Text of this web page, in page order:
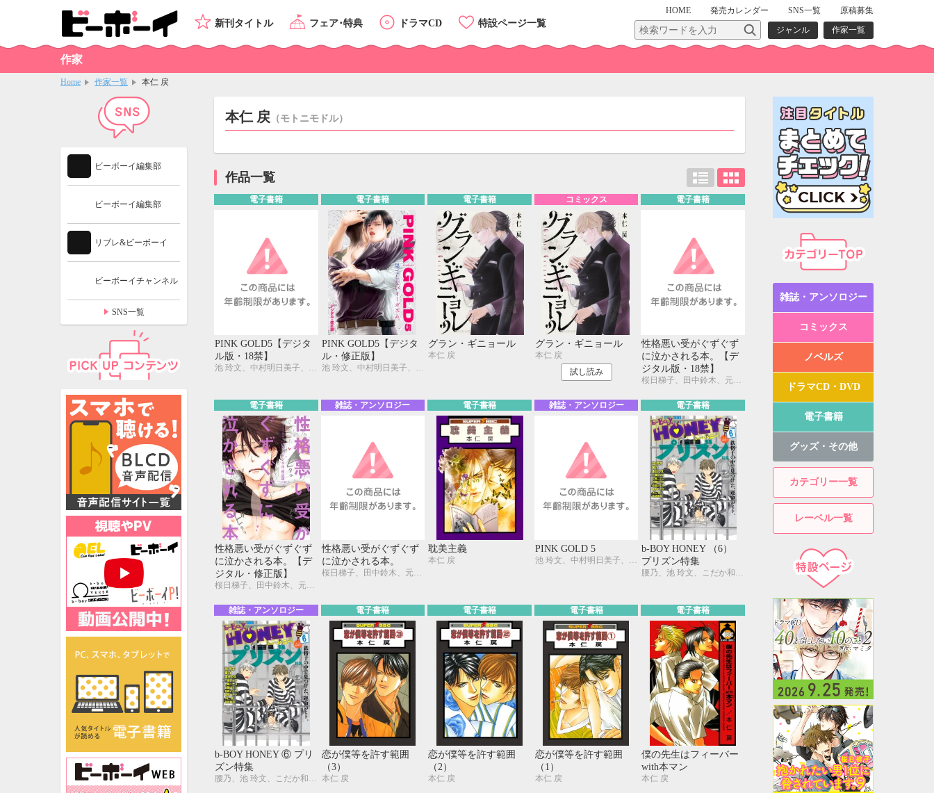
HOME 発売カレンダー SNS一覧
原稿募集
ジャンル
作家一覧
新刊タイトル フェア･特典 ドラマCD 特設ページ一覧
作家
Home 作家一覧 本仁 戻
本仁 戻 （モトニモドル）
作品一覧
電子書籍
PINK GOLD5【デジタ
ル版・18禁】
電子書籍
PINK GOLD5【デジタ
ル・修正版】
電子書籍
グラン・ギニョール
本仁 戻
コミックス
グラン・ギニョール
本仁 戻
試し読み
電子書籍
性格悪い受がぐずぐず
に泣かされる本。【デ
ジタル版・18禁】
電子書籍
性格悪い受がぐずぐず
に泣かされる本。【デ
ジタル・修正版】
桜日梯子、田中鈴木、元ハルヒラ、みなみ遥、金井 桂、本仁 戻、鳴坂リン、毎時、一二三もげぞう、霧間もっこり、猿和香ちみ
雑誌・アンソロジー
性格悪い受がぐずぐず
に泣かされる本。
桜日梯子、田中鈴木、元ハルヒラ、みなみ遥、金井 桂、本仁 戻、鳴坂リン、毎時、一二三もげぞう、霧間もっこり、猿和香ちみ
電子書籍
耽美主義
本仁 戻
雑誌・アンソロジー
PINK GOLD 5
池 玲文、中村明日美子、大和名瀬、みなみ遥、藤崎こう、御景 椿、石田 要、せら、ひなこ、座裏屋蘭丸、相葉キョウコ、柊みずか、灰崎めじろ、本仁 戻
電子書籍
b-BOY HONEY （6）
プリズン特集
腰乃、池 玲文、こだか和麻、本庄りえ、千歳ぴよこ、七織ニナコ、日野ガラス、蛇龍どくろ、琥狗ハヤテ、本仁 戻、真枝真弓
雑誌・アンソロジー
b-BOY HONEY ⑥ プリ
ズン特集
腰乃、池 玲文、こだか和麻、本庄りえ、千歳ぴよこ、七織ニナコ、日野ガラス、蛇龍どくろ、琥狗ハヤテ、本仁 戻、真枝真弓
電子書籍
恋が僕等を許す範囲
（3）
本仁 戻
電子書籍
恋が僕等を許す範囲
（2）
本仁 戻
電子書籍
恋が僕等を許す範囲
（1）
本仁 戻
電子書籍
僕の先生はフィーバー
with本マン
本仁 戻
カテゴリーTOP
雑誌・アンソロジー
コミックス
ノベルズ
ドラマCD・DVD
電子書籍
グッズ・その他
カテゴリー一覧
レーベル一覧
特設ページ
ビーボーイ編集部
ビーボーイ編集部
リブレ&ビーボーイ
ビーボーイチャンネル
SNS一覧